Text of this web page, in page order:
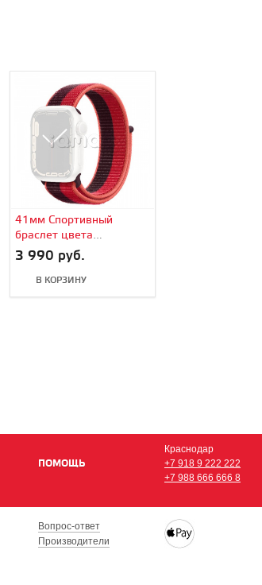
41мм Спортивный
браслет цвета
(PRODUCT)RED для
Apple Watch
3 990 руб.
В КОРЗИНУ
ПОМОЩЬ
Краснодар
+7 918 9 222 222
+7 988 666 666 8
Вопрос-ответ
Производители